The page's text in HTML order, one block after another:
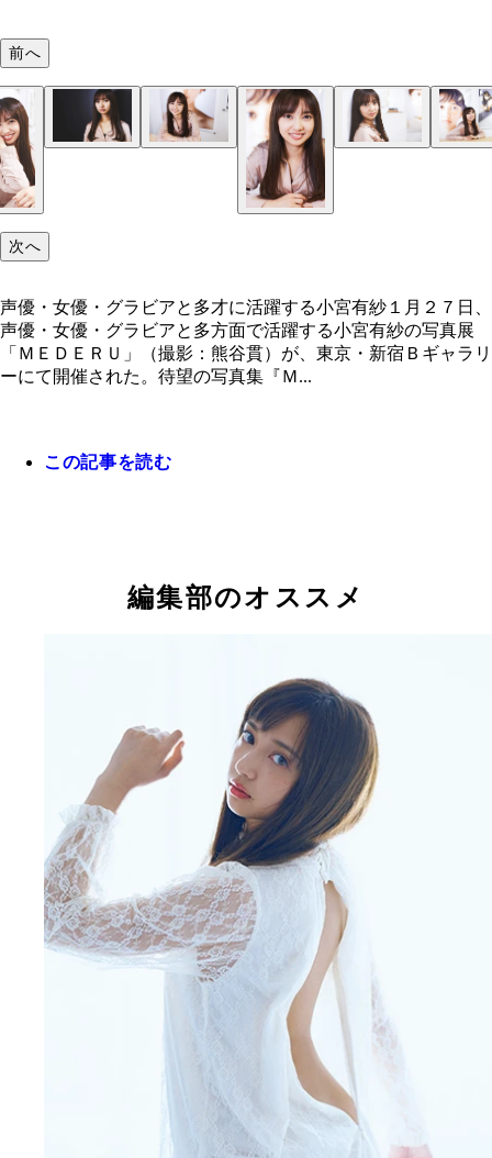
熊谷氏の「女性は２３歳が一番美しい説」を証明
ありしゃが声優を務める『ラブライブ！』ファン
国内外から多くのファンが訪れた「お渡し会」
コラボグッズはTシャツのほか、トートバッグも！
売のカレンダーより
「背中の産毛まで鮮明に見えます！」とありしゃ
一日限定のプレミアイベント「MEDERU」
フォトグラファー・熊谷貫氏（右）のイチ推しカ
前へ
次へ
声優・女優・グラビアと多才に活躍する小宮有紗１月２７日、
声優・女優・グラビアと多方面で活躍する小宮有紗の写真展
「ＭＥＤＥＲＵ」（撮影：熊谷貫）が、東京・新宿Ｂギャラリ
ーにて開催された。待望の写真集『Ｍ...
この記事を読む
編集部のオススメ